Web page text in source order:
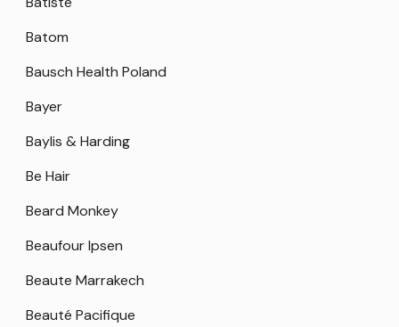
Batom
Bausch Health Poland
Bayer
Baylis & Harding
Be Hair
Beard Monkey
Beaufour Ipsen
Beaute Marrakech
Beauté Pacifique